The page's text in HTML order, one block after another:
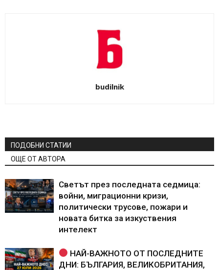
budilnik
ПОДОБНИ СТАТИИ
ОЩЕ ОТ АВТОРА
Светът през последната седмица:
войни, миграционни кризи,
политически трусове, пожари и
новата битка за изкуствения
интелект
НАЙ-ВАЖНОТО ОТ ПОСЛЕДНИТЕ
ДНИ: БЪЛГАРИЯ, ВЕЛИКОБРИТАНИЯ,